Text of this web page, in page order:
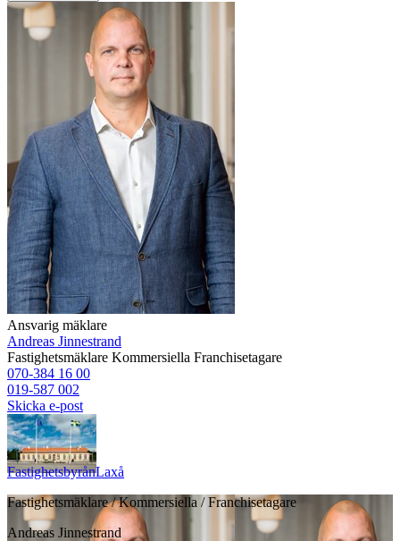
Ansvarig mäklare
Andreas Jinnestrand
Fastighetsmäklare Kommersiella Franchisetagare
070-384 16 00
019-587 002
Skicka e-post
FastighetsbyrånLaxå
Fastighetsmäklare / Kommersiella / Franchisetagare
Andreas Jinnestrand